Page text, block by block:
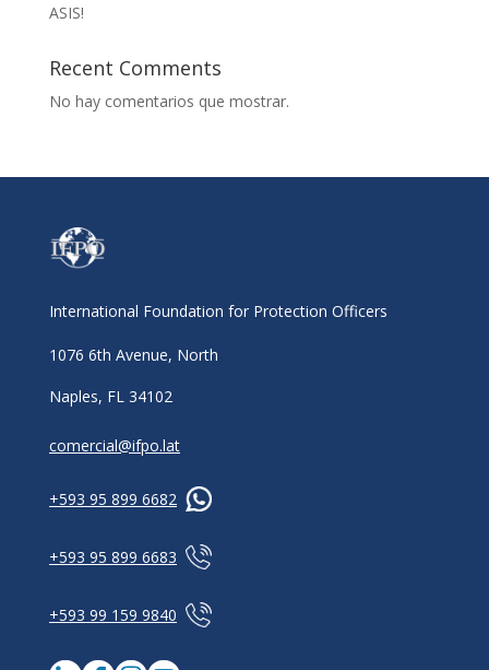
ASIS!
Recent Comments
No hay comentarios que mostrar.
International Foundation for Protection Officers
1076 6th Avenue, North
Naples, FL 34102
comercial@ifpo.lat
+593 95 899 6682
+593 95 899 6683
+593 99 159 9840